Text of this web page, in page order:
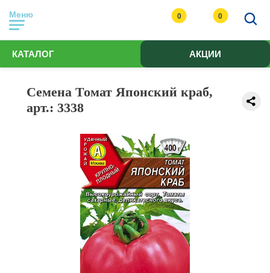
Меню 0 0
КАТАЛОГ АКЦИИ
Семена Томат Японский краб,
арт.: 3338